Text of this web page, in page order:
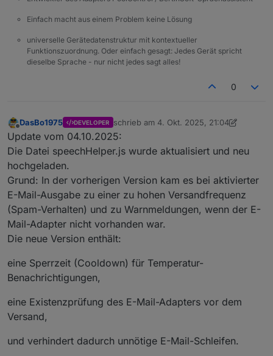
Aha, mein Fehler, sind Wattstunden
Einfach macht aus einem Problem keine Lösung
universelle Gerätedatenstruktur mit kontextueller
Funktionszuordnung. Oder einfach gesagt: Jedes Gerät spricht
dieselbe Sprache - nur nicht jedes sagt alles!
0
Offline
DasBo1975 DEVELOPER schrieb am 4. Okt. 2025, 21:04
zuletzt editiert von DasBo197510. Apr.
Update vom 04.10.2025:
Die Datei speechHelper.js wurde aktualisiert und neu
hochgeladen.
Grund: In der vorherigen Version kam es bei aktivierter
E-Mail-Ausgabe zu einer zu hohen Versandfrequenz
(Spam-Verhalten) und zu Warnmeldungen, wenn der E-
Mail-Adapter nicht vorhanden war.
Die neue Version enthält:
eine Sperrzeit (Cooldown) für Temperatur-
Benachrichtigungen,
eine Existenzprüfung des E-Mail-Adapters vor dem
Versand,
und verhindert dadurch unnötige E-Mail-Schleifen.